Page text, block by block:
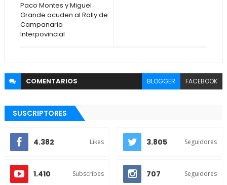
Paco Montes y Miguel
Grande acuden al Rally de
Campanario
Interpovincial
COMENTARIOS BLOGGER FACEBOOK
SUSCRIPTORES
4.382 Likes 3.805 Seguidores
1.410 Subscribes 707 Seguidores